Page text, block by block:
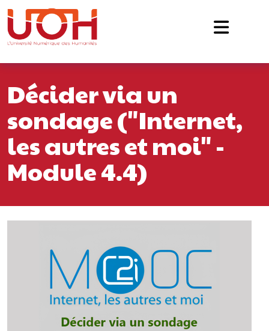
Passer au contenu
Navigation principale
Décider via un
sondage ("Internet,
les autres et moi" -
Module 4.4)